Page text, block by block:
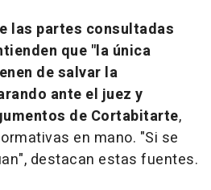
las partes consultadas
que "la única
de salvar la
ante el juez y
de Cortabitarte,
en mano. "Si se
destacan estas fuentes.